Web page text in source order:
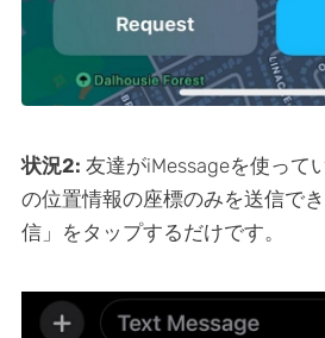
状況2: 友達がiMessageを使って
の位置情報の座標のみを送信で
信」をタップするだけです。